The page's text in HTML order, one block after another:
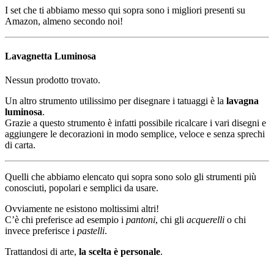
I set che ti abbiamo messo qui sopra sono i migliori presenti su
Amazon, almeno secondo noi!
Lavagnetta Luminosa
Nessun prodotto trovato.
Un altro strumento utilissimo per disegnare i tatuaggi è la lavagna
luminosa.
Grazie a questo strumento è infatti possibile ricalcare i vari disegni e
aggiungere le decorazioni in modo semplice, veloce e senza sprechi
di carta.
Quelli che abbiamo elencato qui sopra sono solo gli strumenti più
conosciuti, popolari e semplici da usare.
Ovviamente ne esistono moltissimi altri!
C’è chi preferisce ad esempio i pantoni, chi gli acquerelli o chi
invece preferisce i pastelli.
Trattandosi di arte, la scelta è personale.